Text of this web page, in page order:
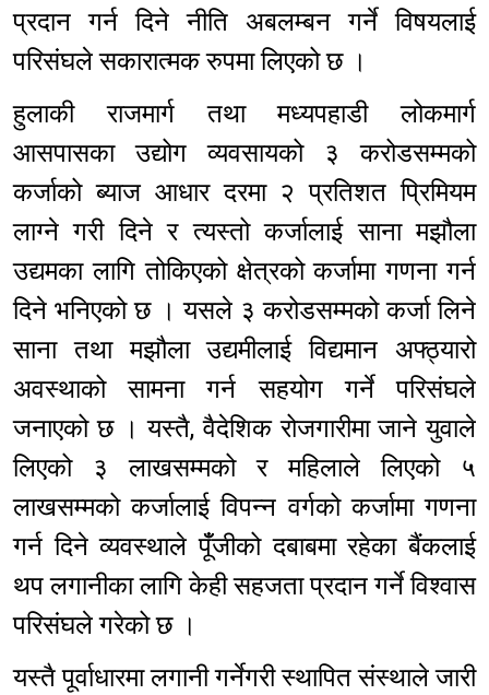
प्रदान गर्न दिने नीति अबलम्बन गर्ने विषयलाई
परिसंघले सकारात्मक रुपमा लिएको छ ।
हुलाकी राजमार्ग तथा मध्यपहाडी लोकमार्ग
आसपासका उद्योग व्यवसायको ३ करोडसम्मको
कर्जाको ब्याज आधार दरमा २ प्रतिशत प्रिमियम
लाग्ने गरी दिने र त्यस्तो कर्जालाई साना मझौला
उद्यमका लागि तोकिएको क्षेत्रको कर्जामा गणना गर्न
दिने भनिएको छ । यसले ३ करोडसम्मको कर्जा लिने
साना तथा मझौला उद्यमीलाई विद्यमान अफ्ठ्यारो
अवस्थाको सामना गर्न सहयोग गर्ने परिसंघले
जनाएको छ । यस्तै, वैदेशिक रोजगारीमा जाने युवाले
लिएको ३ लाखसम्मको र महिलाले लिएको ५
लाखसम्मको कर्जालाई विपन्न वर्गको कर्जामा गणना
गर्न दिने व्यवस्थाले पूँँजीको दबाबमा रहेका बैंकलाई
थप लगानीका लागि केही सहजता प्रदान गर्ने विश्वास
परिसंघले गरेको छ ।
यस्तै पूर्वाधारमा लगानी गर्नेगरी स्थापित संस्थाले जारी